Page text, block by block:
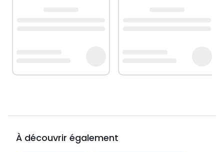
À découvrir également